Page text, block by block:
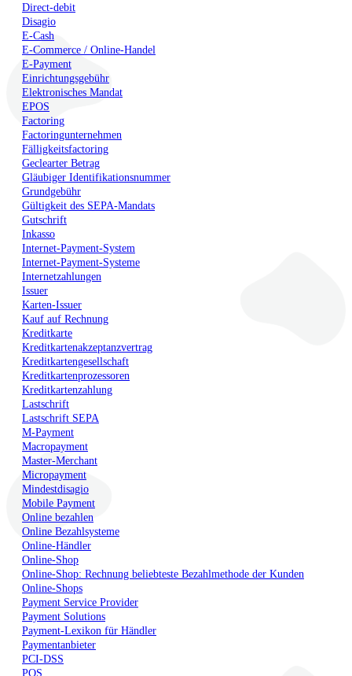
Direct-debit
Disagio
E-Cash
E-Commerce / Online-Handel
E-Payment
Einrichtungsgebühr
Elektronisches Mandat
EPOS
Factoring
Factoringunternehmen
Fälligkeitsfactoring
Geclearter Betrag
Gläubiger Identifikationsnummer
Grundgebühr
Gültigkeit des SEPA-Mandats
Gutschrift
Inkasso
Internet-Payment-System
Internet-Payment-Systeme
Internetzahlungen
Issuer
Karten-Issuer
Kauf auf Rechnung
Kreditkarte
Kreditkartenakzeptanzvertrag
Kreditkartengesellschaft
Kreditkartenprozessoren
Kreditkartenzahlung
Lastschrift
Lastschrift SEPA
M-Payment
Macropayment
Master-Merchant
Micropayment
Mindestdisagio
Mobile Payment
Online bezahlen
Online Bezahlsysteme
Online-Händler
Online-Shop
Online-Shop: Rechnung beliebteste Bezahlmethode der Kunden
Online-Shops
Payment Service Provider
Payment Solutions
Payment-Lexikon für Händler
Paymentanbieter
PCI-DSS
POS